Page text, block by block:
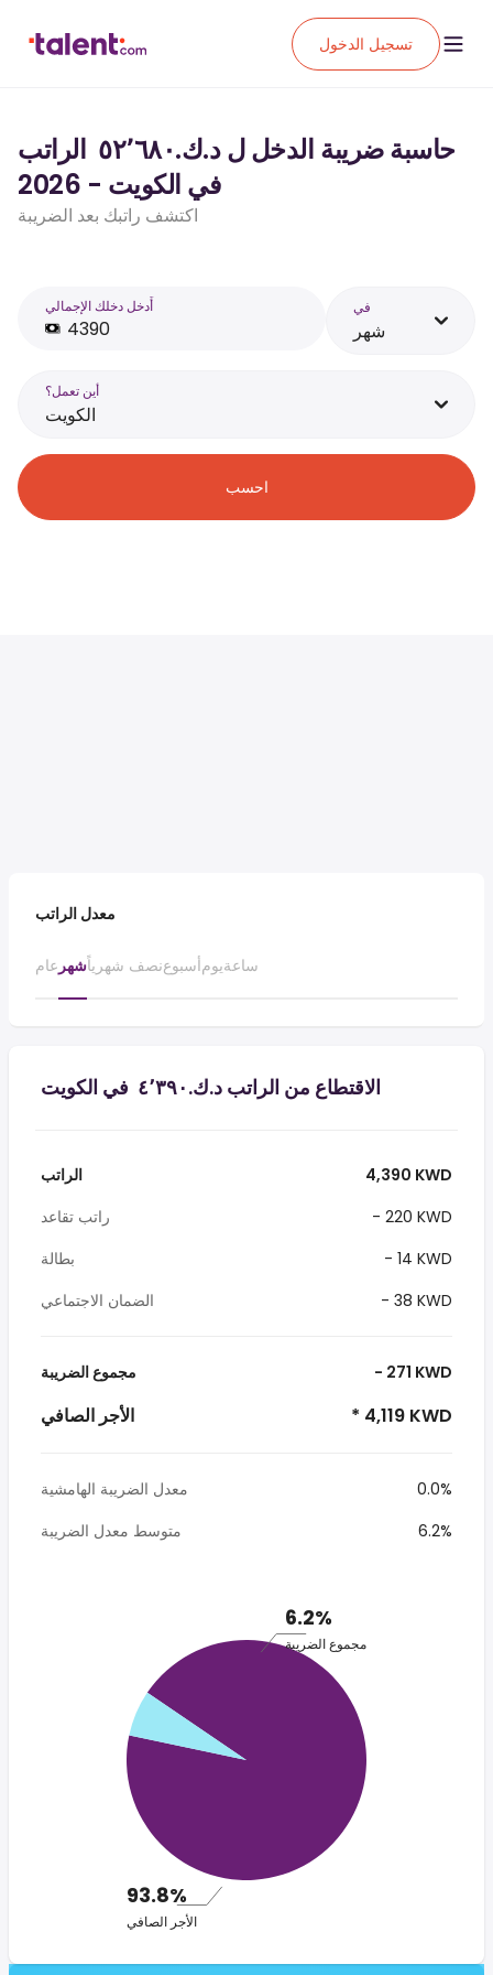
تسجيل الدخول
حاسبة ضريبة الدخل ل د.ك.‏٥٢٬٦٨٠ ‏ الراتب
في الكويت - 2026
اكتشف راتبك بعد الضريبة
أَدخل دخلك الإجمالي في
شهر
أين تعمل؟
الكويت
احسب
معدل الراتب
عام شهرنصف شهرياًأسبوعيومساعة
الاقتطاع من الراتب د.ك.‏٤٬٣٩٠ ‏ في الكويت
الراتب
4,390 KWD
راتب تقاعد
- 220 KWD
بطالة
- 14 KWD
الضمان الاجتماعي
- 38 KWD
مجموع الضريبة - 271 KWD
الأجر الصافي * 4,119 KWD
معدل الضريبة الهامشية
0.0%
متوسط معدل الضريبة
6.2%
6.2%
مجموع الضريبة
93.8%
الأجر الصافي